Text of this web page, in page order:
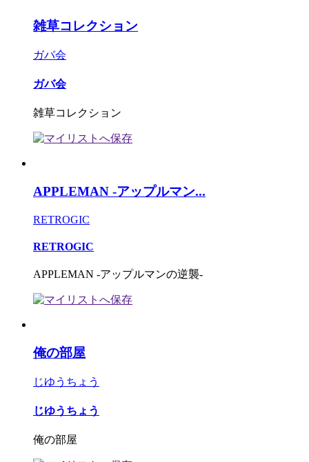
雑草コレクション
ガバ会
ガバ会
雑草コレクション
APPLEMAN -アップルマン...
RETROGIC
RETROGIC
APPLEMAN -アップルマンの逆襲-
俺の部屋
じゆうちょう
じゆうちょう
俺の部屋